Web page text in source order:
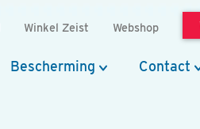
Winkel Zeist Webshop
Bescherming Contact